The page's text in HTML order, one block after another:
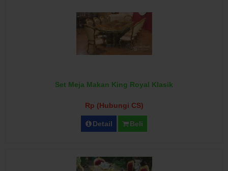
Set Meja Makan King Royal Klasik
Rp (Hubungi CS)
Detail Beli